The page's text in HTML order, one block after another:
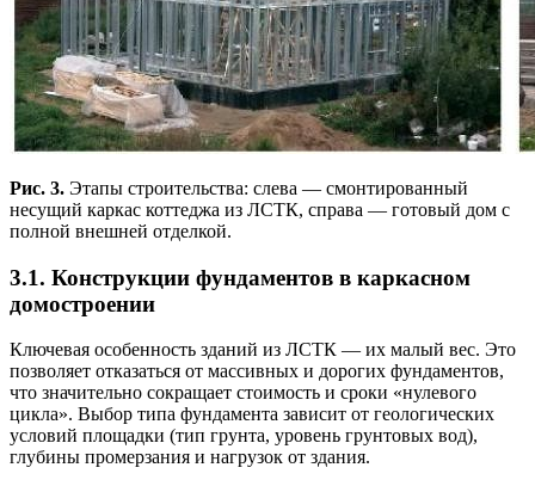
Рис. 3. Этапы строительства: слева — смонтированный
несущий каркас коттеджа из ЛСТК, справа — готовый дом с
полной внешней отделкой.
3.1. Конструкции фундаментов в каркасном
домостроении
Ключевая особенность зданий из ЛСТК — их малый вес. Это
позволяет отказаться от массивных и дорогих фундаментов,
что значительно сокращает стоимость и сроки «нулевого
цикла». Выбор типа фундамента зависит от геологических
условий площадки (тип грунта, уровень грунтовых вод),
глубины промерзания и нагрузок от здания.